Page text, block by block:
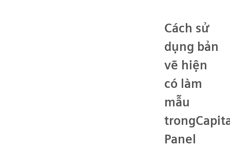
Cách sử
dụng bản
vẽ hiện
có làm
mẫu
Panel